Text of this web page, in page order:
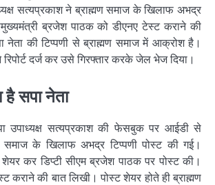
सत्यप्रकाश ने ब्राह्मण समाज के खिलाफ अभद्र
ब्रजेश पाठक को डीएनए टेस्ट कराने की
नेता की टिप्पणी से ब्राह्मण समाज में आक्रोश है।
दर्ज कर उसे गिरफ्तार करके जेल भेज दिया।
सपा नेता
उपाध्यक्ष सत्यप्रकाश की फेसबुक पर आईडी से
समाज के खिलाफ अभद्र टिप्पणी पोस्ट की गई।
कर डिप्टी सीएम ब्रजेश पाठक पर पोस्ट की।
कराने की बात लिखी। पोस्ट शेयर होते ही ब्राह्मण